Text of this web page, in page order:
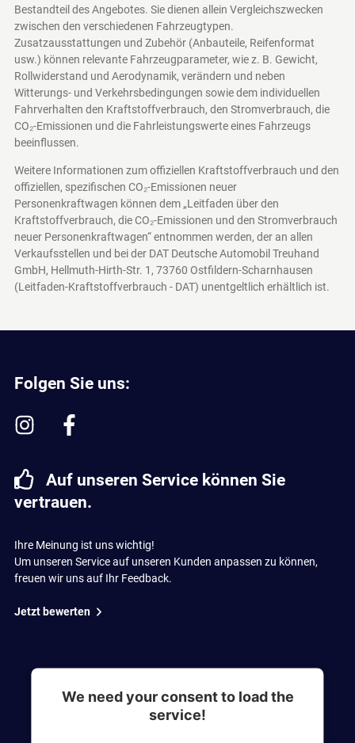
Bestandteil des Angebotes. Sie dienen allein Vergleichszwecken
zwischen den verschiedenen Fahrzeugtypen.
Zusatzausstattungen und Zubehör (Anbauteile, Reifenformat
usw.) können relevante Fahrzeugparameter, wie z. B. Gewicht,
Rollwiderstand und Aerodynamik, verändern und neben
Witterungs- und Verkehrsbedingungen sowie dem individuellen
Fahrverhalten den Kraftstoffverbrauch, den Stromverbrauch, die
CO₂-Emissionen und die Fahrleistungswerte eines Fahrzeugs
beeinflussen.
Weitere Informationen zum offiziellen Kraftstoffverbrauch und den
offiziellen, spezifischen CO₂-Emissionen neuer
Personenkraftwagen können dem „Leitfaden über den
Kraftstoffverbrauch, die CO₂-Emissionen und den Stromverbrauch
neuer Personenkraftwagen“ entnommen werden, der an allen
Verkaufsstellen und bei der DAT Deutsche Automobil Treuhand
GmbH, Hellmuth-Hirth-Str. 1, 73760 Ostfildern-Scharnhausen
(Leitfaden-Kraftstoffverbrauch - DAT) unentgeltlich erhältlich ist.
Folgen Sie uns:
Auf unseren Service können Sie
vertrauen.
Ihre Meinung ist uns wichtig!
Um unseren Service auf unseren Kunden anpassen zu können,
freuen wir uns auf Ihr Feedback.
Jetzt bewerten
We need your consent to load the
service!